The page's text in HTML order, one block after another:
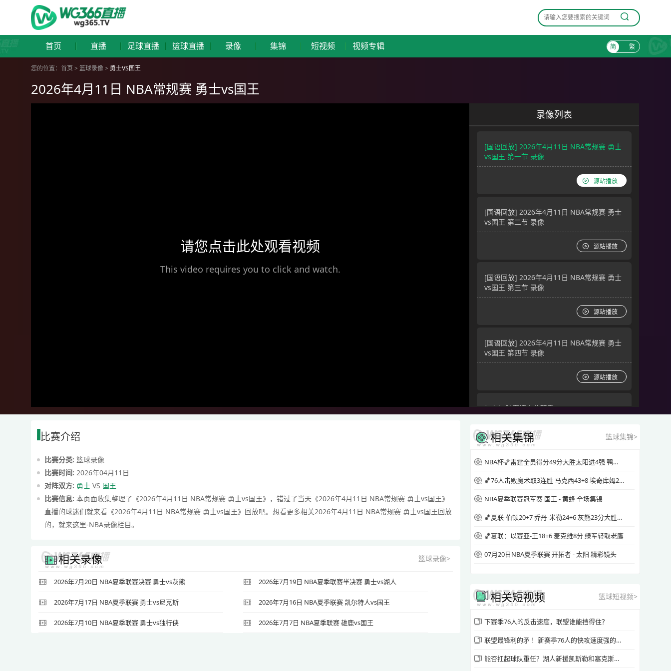
首页 直播 足球直播 篮球直播 录像 集锦 短视频 视频专辑 简 繁
您的位置： 首页 > 篮球录像> 勇士VS国王
2026年4月11日 NBA常规赛 勇士vs国王
请您点击此处观看视频
This video requires you to click and watch.
录像列表
[国语回放] 2026年4月11日 NBA常规赛 勇士
vs国王 第一节 录像
源站播放
[国语回放] 2026年4月11日 NBA常规赛 勇士
vs国王 第二节 录像
源站播放
[国语回放] 2026年4月11日 NBA常规赛 勇士
vs国王 第三节 录像
源站播放
[国语回放] 2026年4月11日 NBA常规赛 勇士
vs国王 第四节 录像
源站播放
如有加时赛请点此观看
源站播放
[腾讯原声] 2026年4月11日 NBA常规赛 勇士
源站播放
vs国王 全场录像回放
[腾讯国语] 2026年4月11日 NBA常规赛 勇士
vs国王 第一节 录像
[腾讯国语] 2026年4月11日 NBA常规赛 勇士
比赛介绍
比赛分类: 篮球录像
比赛时间: 2026年04月11日
对阵双方: 勇士 VS 国王
比赛信息: 本页面收集整理了《2026年4月11日 NBA常规赛 勇士vs国王》，错过了当天《2026年4月11日 NBA常规赛 勇士vs国王》
直播的球迷们就来看《2026年4月11日 NBA常规赛 勇士vs国王》回放吧。想看更多相关2026年4月11日 NBA常规赛 勇士vs国王回放
的，就来这里-NBA录像栏目。
相关录像 篮球录像>
2026年7月20日 NBA夏季联赛决赛 勇士vs灰熊 2026年7月19日 NBA夏季联赛半决赛 勇士vs湖人
2026年7月17日 NBA夏季联赛 勇士vs尼克斯 2026年7月16日 NBA夏季联赛 凯尔特人vs国王
2026年7月10日 NBA夏季联赛 勇士vs独行侠 2026年7月7日 NBA夏季联赛 雄鹿vs国王
相关集锦 篮球集锦>
NBA杯🏀雷霆全员得分49分大胜太阳进4强 鸭梨三节28+8 切特24+8
🏀76人击败魔术取3连胜 马克西43+8 埃奇库姆26+7 恩比德休战
NBA夏季联赛冠军赛 国王 - 黄蜂 全场集锦
🏀夏联-伯顿20+7 乔丹-米勒24+6 灰熊23分大胜快船
🏀夏联：以赛亚-王18+6 麦克维8分 绿军轻取老鹰
07月20日NBA夏季联赛 开拓者 - 太阳 精彩镜头
相关短视频 篮球短视频>
下赛季76人的反击速度，联盟谁能挡得住？
联盟最锋利的矛 ！新赛季76人的快攻速度强的可怕😱
能否扛起球队重任？湖人新援凯斯勒和塞克斯顿最新打球视频曝光